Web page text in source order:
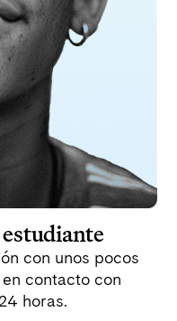
estudiante
con unos pocos
contacto con
horas.